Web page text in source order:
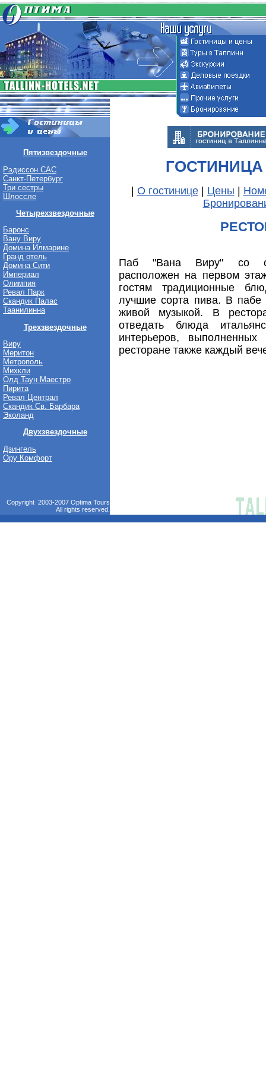
Пятизвездочные
Рэдиссон САС
Санкт-Петербург
Три сестры
Шлоссле
Четырехзвездочные
Баронс
Вану Виру
Домина Илмарине
Гранд отель
Домина Сити
Империал
Олимпия
Ревал Парк
Скандик Палас
Таанилинна
Трехзвездочные
Виру
Меритон
Метрополь
Михкли
Олд Таун Маестро
Пирита
Ревал Централ
Скандик Св. Барбара
Эколанд
Двухзвездочные
Дзингель
Ору Комфорт
О гостинице| Цены
Паб "Вана Виру" со
расположен на первом
гостям традиционные
лучшие сорта пива. В пабе
живой музыкой. В
отведать блюда
интерьеров,
ресторане также каждый
Copyright 2003-2007 Optima Tours
All rights reserved.